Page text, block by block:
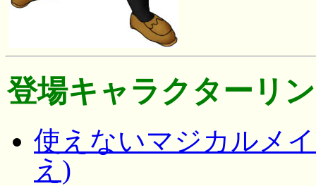
登場キャラクターリ
使えないマジカルメ
え)